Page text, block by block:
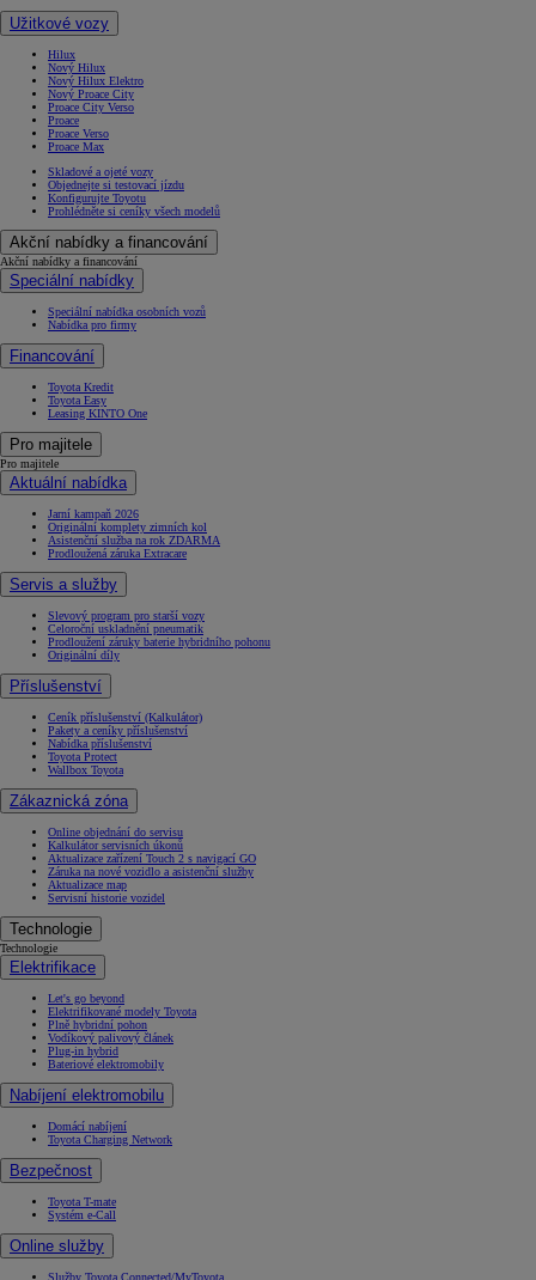
Užitkové vozy
Hilux
Nový Hilux
Nový Hilux Elektro
Nový Proace City
Proace City Verso
Proace
Proace Verso
Proace Max
Skladové a ojeté vozy
Objednejte si testovací jízdu
Konfigurujte Toyotu
Prohlédněte si ceníky všech modelů
Akční nabídky a financování
Akční nabídky a financování
Speciální nabídky
Speciální nabídka osobních vozů
Nabídka pro firmy
Financování
Toyota Kredit
Toyota Easy
Leasing KINTO One
Pro majitele
Pro majitele
Aktuální nabídka
Jarní kampaň 2026
Originální komplety zimních kol
Asistenční služba na rok ZDARMA
Prodloužená záruka Extracare
Servis a služby
Slevový program pro starší vozy
Celoroční uskladnění pneumatik
Prodloužení záruky baterie hybridního pohonu
Originální díly
Příslušenství
Ceník příslušenství (Kalkulátor)
Pakety a ceníky příslušenství
Nabídka příslušenství
Toyota Protect
Wallbox Toyota
Zákaznická zóna
Online objednání do servisu
Kalkulátor servisních úkonů
Aktualizace zařízení Touch 2 s navigací GO
Záruka na nové vozidlo a asistenční služby
Aktualizace map
Servisní historie vozidel
Technologie
Technologie
Elektrifikace
Let's go beyond
Elektrifikované modely Toyota
Plně hybridní pohon
Vodíkový palivový článek
Plug-in hybrid
Bateriové elektromobily
Nabíjení elektromobilu
Domácí nabíjení
Toyota Charging Network
Bezpečnost
Toyota T-mate
Systém e-Call
Online služby
Služby Toyota Connected/MyToyota